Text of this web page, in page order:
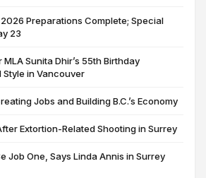
Preparations Complete; Special
23
Sunita Dhir’s 55th Birthday
in Vancouver
Jobs and Building B.C.’s Economy
Extortion-Related Shooting in Surrey
Job One, Says Linda Annis in Surrey